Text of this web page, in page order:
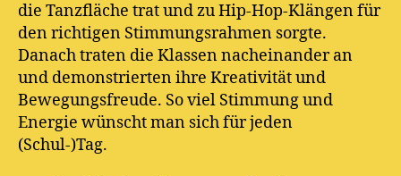
die Tanzfläche trat und zu Hip-Hop-Klängen für
den richtigen Stimmungsrahmen sorgte.
Danach traten die Klassen nacheinander an
und demonstrierten ihre Kreativität und
Bewegungsfreude. So viel Stimmung und
Energie wünscht man sich für jeden
(Schul-)Tag.